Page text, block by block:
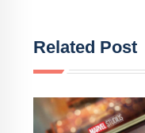
Related Post